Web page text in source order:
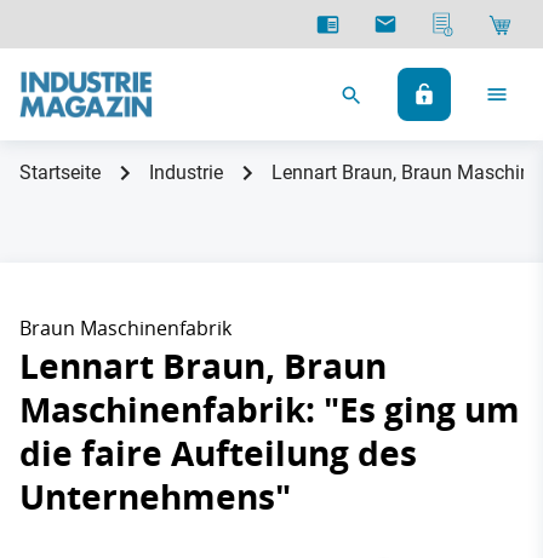
Startseite Industrie Lennart Braun, Braun
Braun Maschinenfabrik
Lennart Braun, Braun
Maschinenfabrik: "Es ging um
die faire Aufteilung des
Unternehmens"